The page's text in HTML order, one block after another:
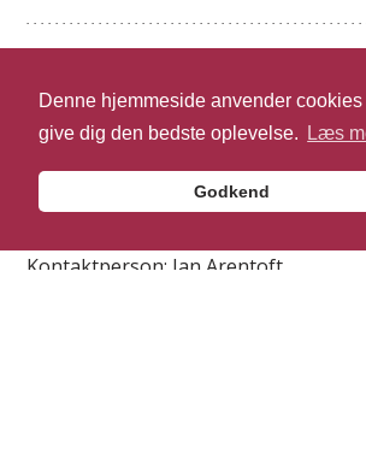
Denne hjemmeside anvender cookies
give dig den bedste oplevelse.
Læs
Godkend
Fyens Væddeløbsbane A/S
Prins Haralds Alle 51 B
5250 Odense SV
Tlf.: +45 888 112 05
Kontaktperson: Jan Arentoft